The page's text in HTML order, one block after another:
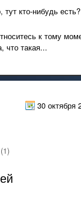
кто-нибудь есть?
к тому
что такая...
30 октября
(1)